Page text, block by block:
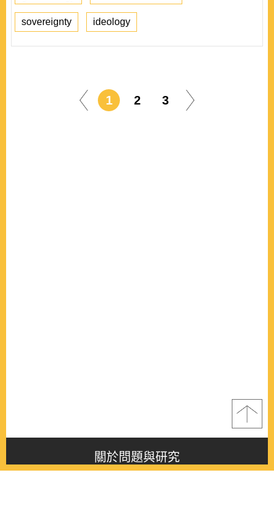
sovereignty ideology
1 2 3
關於問題與研究
About this journal